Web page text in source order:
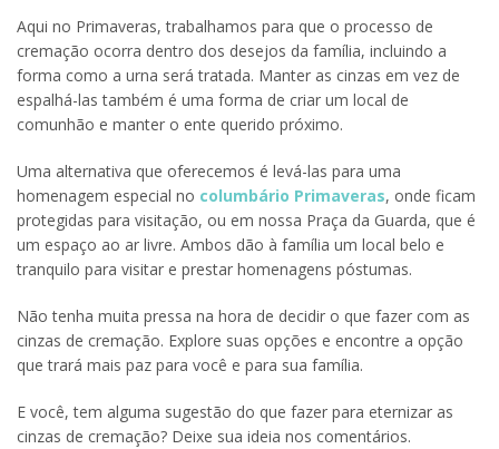
Aqui no Primaveras, trabalhamos para que o processo de
cremação ocorra dentro dos desejos da família, incluindo a
forma como a urna será tratada. Manter as cinzas em vez de
espalhá-las também é uma forma de criar um local de
comunhão e manter o ente querido próximo.
Uma alternativa que oferecemos é levá-las para uma
homenagem especial no columbário Primaveras, onde ficam
protegidas para visitação, ou em nossa Praça da Guarda, que é
um espaço ao ar livre. Ambos dão à família um local belo e
tranquilo para visitar e prestar homenagens póstumas.
Não tenha muita pressa na hora de decidir o que fazer com as
cinzas de cremação. Explore suas opções e encontre a opção
que trará mais paz para você e para sua família.
E você, tem alguma sugestão do que fazer para eternizar as
cinzas de cremação? Deixe sua ideia nos comentários.